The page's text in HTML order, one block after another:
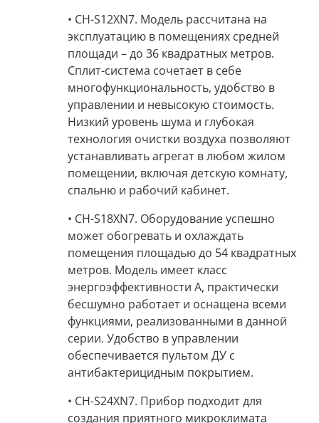
• CH-S12XN7. Модель рассчитана на
эксплуатацию в помещениях средней
площади – до 36 квадратных метров.
Сплит-система сочетает в себе
многофункциональность, удобство в
управлении и невысокую стоимость.
Низкий уровень шума и глубокая
технология очистки воздуха позволяют
устанавливать агрегат в любом жилом
помещении, включая детскую комнату,
спальню и рабочий кабинет.
• CH-S18XN7. Оборудование успешно
может обогревать и охлаждать
помещения площадьюдо 54 квадратных
метров. Модель имеет класс
энергоэффективности А, практически
бесшумно работает и оснащена всеми
функциями, реализованными в данной
серии. Удобство в управлении
обеспечивается пультом ДУ с
антибактерицидным покрытием.
• CH-S24XN7. Прибор подходит для
создания приятного микроклимата